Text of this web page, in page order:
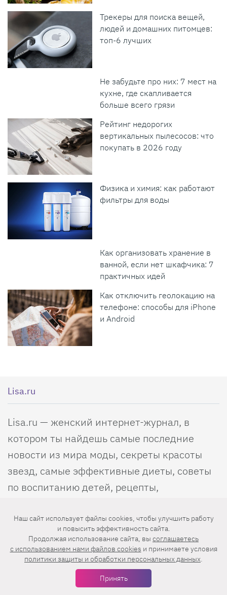
Трекеры для поиска вещей,
людей и домашних питомцев:
топ-6 лучших
Не забудьте про них: 7 мест на
кухне, где скапливается
больше всего грязи
Рейтинг недорогих
вертикальных пылесосов: что
покупать в 2026 году
Физика и химия: как работают
фильтры для воды
Как организовать хранение в
ванной, если нет шкафчика: 7
практичных идей
Как отключить геолокацию на
телефоне: способы для iPhone
и Android
Lisa.ru
Lisa.ru — женский интернет-журнал, в
котором ты найдешь самые последние
новости из мира моды, секреты красоты
звезд, самые эффективные диеты, советы
по воспитанию детей, рецепты,
рассказы о любви. Все краски жизни для
тебя!
Подписаться на журнал
Наш сайт использует файлы cookies, чтобы улучшить работу
и повысить эффективность сайта.
Продолжая использование сайта, вы соглашаетесь
c использованием нами файлов cookies и принимаете условия
политики защиты и обработки персональных данных.
Принять